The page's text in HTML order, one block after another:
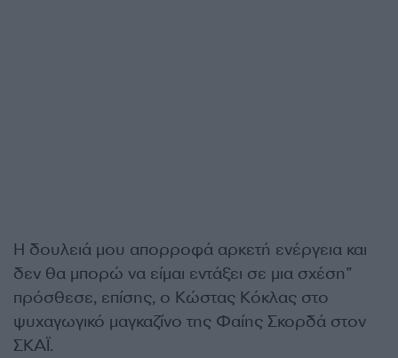
Η δουλειά μου απορροφά αρκετή ενέργεια και
δεν θα μπορώ να είμαι εντάξει σε μια σχέση”
πρόσθεσε, επίσης, ο Κώστας Κόκλας στο
ψυχαγωγικό μαγκαζίνο της Φαίης Σκορδά στον
ΣΚΑΪ.